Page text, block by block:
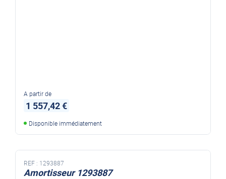
A partir de
1 557,42 €
Disponible immédiatement
REF : 1293887
Amortisseur 1293887